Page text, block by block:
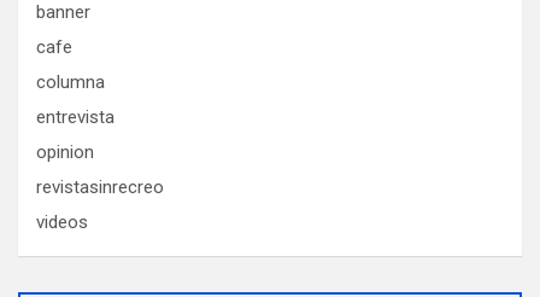
banner
cafe
columna
entrevista
opinion
revistasinrecreo
videos